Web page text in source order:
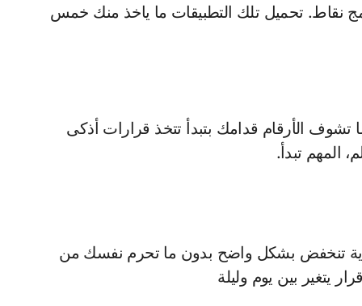
نقاط. تحميل تلك التطبيقات ما ياخذ منك خمس
الأرقام قدامك بتبدأ تتخذ قرارات أذكى
المهم تبدأ.
تنخفض بشكل واضح بدون ما تحرم نفسك من
يتغير بين يوم وليلة